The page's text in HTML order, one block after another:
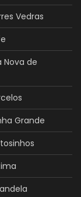
Vedras
de
Grande